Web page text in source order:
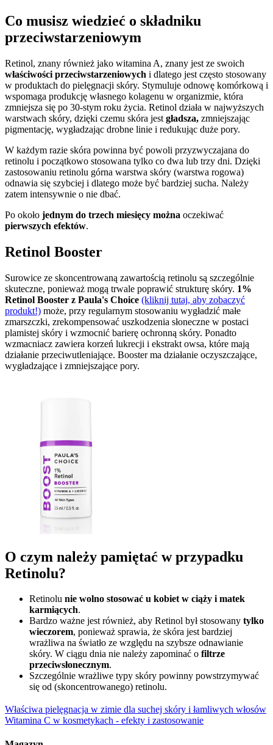
Co musisz wiedzieć o składniku
przeciwstarzeniowym
Retinol, znany również jako witamina A, znany jest ze swoich
właściwości przeciwstarzeniowych i dlatego jest często stosowany
w produktach do pielęgnacji skóry. Stymuluje odnowę komórkową i
wspomaga produkcję własnego kolagenu w organizmie, która
zmniejsza się po 30-stym roku życia. Retinol działa w najwyższych
warstwach skóry, dzięki czemu skóra jest gładsza, zmniejszając
pigmentację, wygładzając drobne linie i redukując duże pory.
W każdym razie skóra powinna być powoli przyzwyczajana do
retinolu i początkowo stosowana tylko co dwa lub trzy dni. Dzięki
zastosowaniu retinolu górna warstwa skóry (warstwa rogowa)
odnawia się szybciej i dlatego może być bardziej sucha. Należy
zatem intensywnie o nie dbać.
Po około jednym do trzech miesięcy można oczekiwać
pierwszych efektów.
Retinol Booster
Surowice ze skoncentrowaną zawartością retinolu są szczególnie
skuteczne, ponieważ mogą trwale poprawić strukturę skóry. 1%
Retinol Booster z Paula's Choice (kliknij tutaj, aby zobaczyć
produkt!) może, przy regularnym stosowaniu wygładzić małe
zmarszczki, zrekompensować uszkodzenia słoneczne w postaci
plamistej skóry i wzmocnić barierę ochronną skóry. Ponadto
wzmacniacz zawiera korzeń lukrecji i ekstrakt owsa, które mają
działanie przeciwutleniające. Booster ma działanie oczyszczające,
wygładzające i zmniejszające pory.
O czym należy pamiętać w przypadku
Retinolu?
Retinolu nie wolno stosować u kobiet w ciąży i matek
karmiących.
Bardzo ważne jest również, aby Retinol był stosowany tylko
wieczorem, ponieważ sprawia, że skóra jest bardziej
wrażliwa na światło ze względu na szybsze odnawianie
skóry. W ciągu dnia nie należy zapominać o filtrze
przeciwsłonecznym.
Szczególnie wrażliwe typy skóry powinny powstrzymywać
się od (skoncentrowanego) retinolu.
Właściwa pielęgnacja w zimie dla suchej skóry i łamliwych włosów
Witamina C w kosmetykach - efekty i zastosowanie